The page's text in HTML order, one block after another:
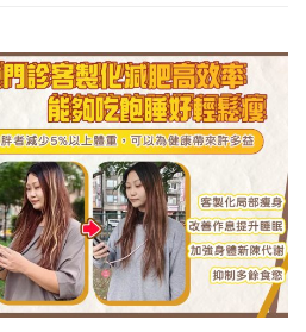
-20KG